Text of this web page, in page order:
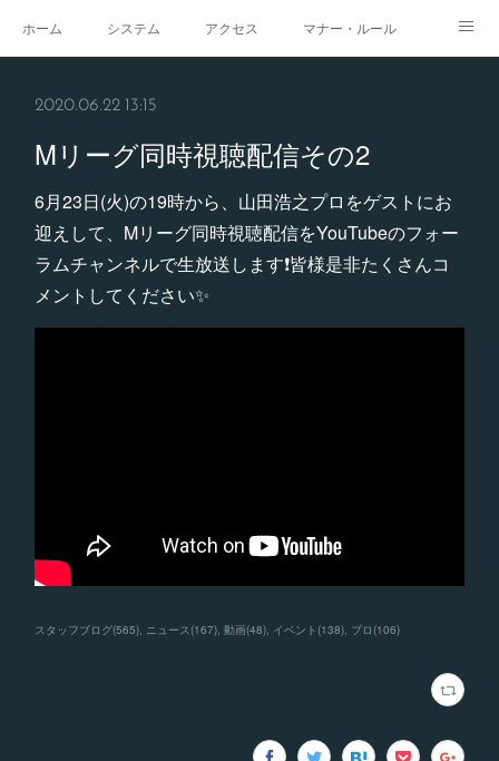
ホーム システム アクセス マナー・ルール
2020.06.22 13:15
Mリーグ同時視聴配信その2
6月23日(火)の19時から、山田浩之プロをゲストにお
迎えして、Mリーグ同時視聴配信をYouTubeのフォー
ラムチャンネルで生放送します❗️皆様是非たくさんコ
メントしてください✨
スタッフブログ(565) ニュース (167) 動画(48) イベント (138) プロ (106)